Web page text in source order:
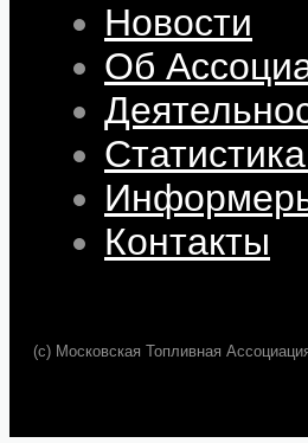
Новости
Об
Контакты
(c) Московская Топливная